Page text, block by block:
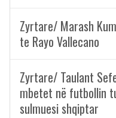
Zyrtare/ Marash
te Rayo Vallecano
Zyrtare/ Taulant
mbetet në futbollin
sulmuesi shqiptar